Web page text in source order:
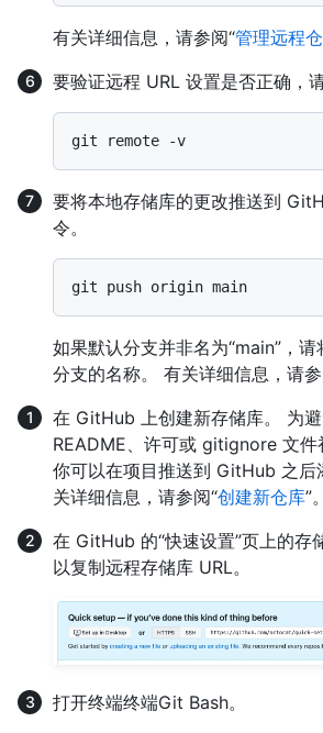
有关详细信息，请参阅“管理远程
要验证远程 URL 设置是否正确，
要将本地存储库的更改推送到
令。
如果默认分支并非名为“main”，请
分支的名称。 有关详细信息，请参
在 GitHub 上创建新存储库。 为
README、许可或 gitignore 文件
你可以在项目推送到 GitHub 之后
关详细信息，请参阅“创建新仓库”。
在 GitHub 的“快速设置”页上的存
以复制远程存储库 URL。
打开终端终端Git Bash。